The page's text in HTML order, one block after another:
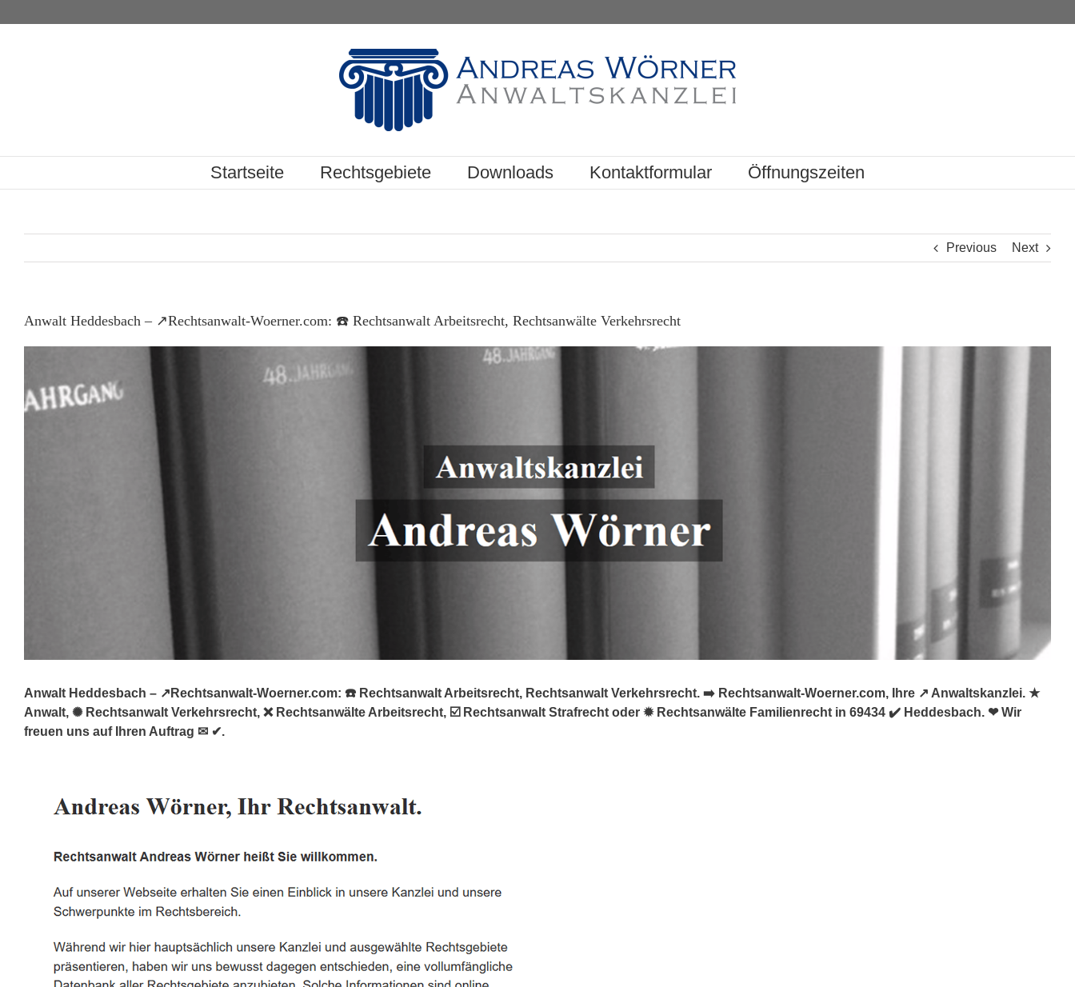
Startseite Rechtsgebiete Downloads Kontaktformular Öffnungszeiten
Previous Next
Anwalt Heddesbach – ↗️Rechtsanwalt-Woerner.com: ☎️ Rechtsanwalt Arbeitsrecht, Rechtsanwälte Verkehrsrecht
Anwalt Heddesbach – ↗️Rechtsanwalt-Woerner.com: ☎️ Rechtsanwalt Arbeitsrecht, Rechtsanwalt Verkehrsrecht. ➡️ Rechtsanwalt-Woerner.com, Ihre ↗️ Anwaltskanzlei. ★
Anwalt, ✺ Rechtsanwalt Verkehrsrecht, ❌ Rechtsanwälte Arbeitsrecht, ☑️ Rechtsanwalt Strafrecht oder ✹ Rechtsanwälte Familienrecht in 69434 ✔️ Heddesbach. ❤ Wir
freuen uns auf Ihren Auftrag ✉ ✔.